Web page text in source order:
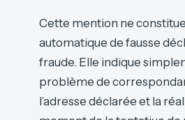
Cette mention ne
automatique de fausse
fraude. Elle indique
problème de
l’adresse déclarée et la